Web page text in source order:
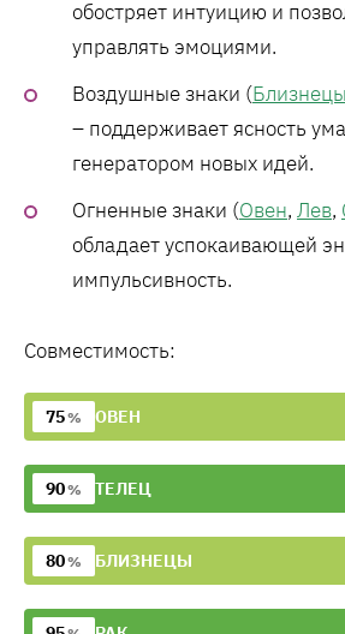
обостряет интуицию и
управлять эмоциями.
Воздушные знаки (Близнецы
– поддерживает ясность
генератором новых идей.
Огненные знаки (Овен, Лев,
обладает успокаивающей
импульсивность.
Совместимость:
75% ОВЕН
90% ТЕЛЕЦ
80% БЛИЗНЕЦЫ